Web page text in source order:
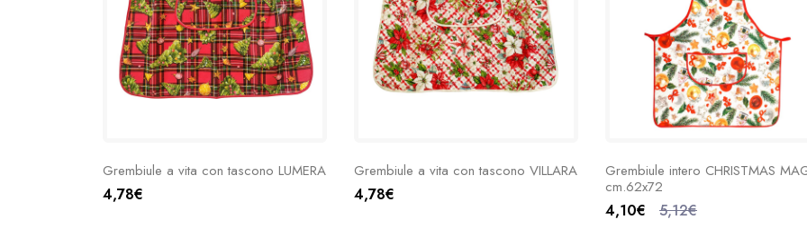
Grembiule a vita con tascono LUMERA
4,78€
Grembiule a vita con tascono VILLARA
4,78€
Grembiule intero CHRISTMAS
cm.62x72
4,10€ 5,12€